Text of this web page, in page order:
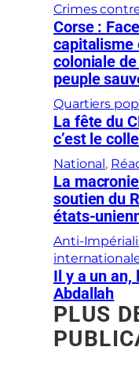
Crimes
Corse :
capitalisme
coloniale
peuple
Quartiers
La fête du
c’est le
National,
La
soutien du
états-
Anti-
Il y a un an,
Abdallah
PLUS